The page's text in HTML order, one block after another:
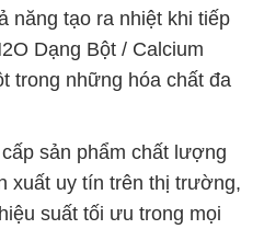
năng tạo ra nhiệt khi tiếp
Dạng Bột / Calcium
trong những hóa chất đa
sản phẩm chất lượng
xuất uy tín trên thị trường,
suất tối ưu trong mọi